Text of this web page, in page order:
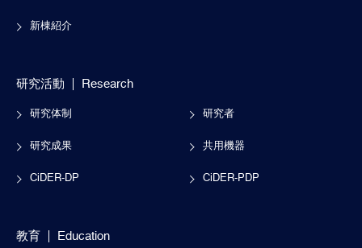
新棟紹介
研究活動 Research
研究体制 研究者
研究成果 共用機器
CiDER-DP CiDER-PDP
教育 Education